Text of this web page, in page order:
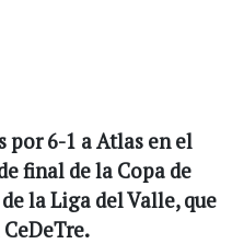
por 6-1 a Atlas en el
final de la Copa de
la Liga del Valle, que